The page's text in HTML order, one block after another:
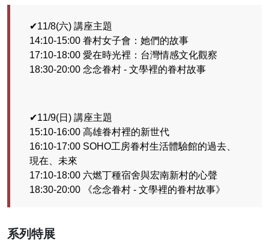
✔11/8(六) 講座主題
14:10-15:00 眷村女子會：她們的故事
17:10-18:00 愛在時光裡：台灣情感文化觀察
18:30-20:00 念念眷村 - 文學裡的眷村故事
✔11/9(日) 講座主題
15:10-16:00 高雄眷村裡的新世代
16:10-17:00 SOHO工房眷村生活體驗館的過去、
現在、未來
17:10-18:00 六燃丁種宿舍與宏南新村的心聲
18:30-20:00 《念念眷村 - 文學裡的眷村故事》
系列特展